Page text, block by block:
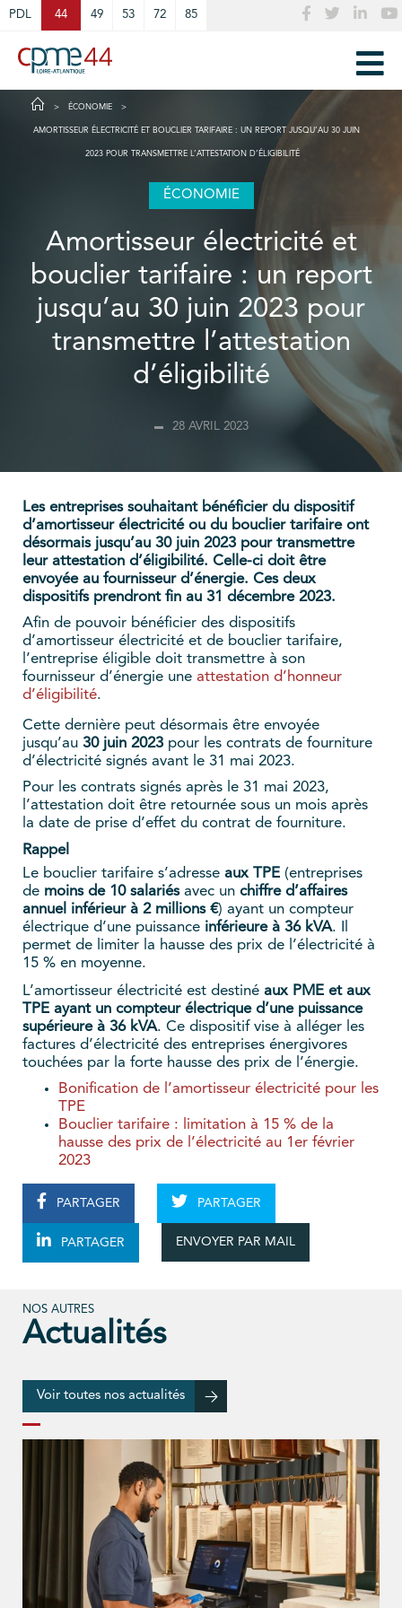
PDL 44 49 53 72 85
ÉCONOMIE
AMORTISSEUR ÉLECTRICITÉ ET BOUCLIER TARIFAIRE : UN REPORT JUSQU’AU 30 JUIN
2023 POUR TRANSMETTRE L’ATTESTATION D’ÉLIGIBILITÉ
ÉCONOMIE
Amortisseur électricité et
bouclier tarifaire : un report
jusqu’au 30 juin 2023 pour
transmettre l’attestation
d’éligibilité
28 AVRIL 2023
Les entreprises souhaitant bénéficier du dispositif
d’amortisseur électricité ou du bouclier tarifaire ont
désormais jusqu’au 30 juin 2023 pour transmettre
leur attestation d’éligibilité. Celle-ci doit être
envoyée au fournisseur d’énergie. Ces deux
dispositifs prendront fin au 31 décembre 2023.
Afin de pouvoir bénéficier des dispositifs
d’amortisseur électricité et de bouclier tarifaire,
l’entreprise éligible doit transmettre à son
fournisseur d’énergie une attestation d’honneur
d’éligibilité.
Cette dernière peut désormais être envoyée
jusqu’au 30 juin 2023 pour les contrats de fourniture
d’électricité signés avant le 31 mai 2023.
Pour les contrats signés après le 31 mai 2023,
l’attestation doit être retournée sous un mois après
la date de prise d’effet du contrat de fourniture.
Rappel
Le bouclier tarifaire s’adresse aux TPE (entreprises
de moins de 10 salariésavec un chiffre d’affaires
annuel inférieur à 2 millions €) ayant un compteur
électrique d’une puissance inférieure à 36 kVA. Il
permet de limiter la hausse des prix de l’électricité à
15 % en moyenne.
L’amortisseur électricité est destiné aux PME et aux
TPE ayant un compteur électrique d’une puissance
supérieure à 36 kVA. Ce dispositif vise à alléger les
factures d’électricité des entreprises énergivores
touchées par la forte hausse des prix de l’énergie.
Bonification de l’amortisseur électricité pour les
TPE
Bouclier tarifaire : limitation à 15 % de la
hausse des prix de l’électricité au 1er février
2023
PARTAGER PARTAGER
PARTAGER ENVOYER PAR MAIL
NOS AUTRES
Actualités
Voir toutes nos actualités
Cookies management panel